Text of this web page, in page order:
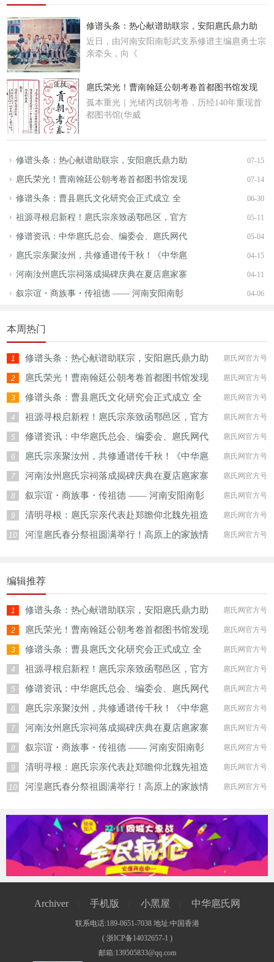
修谱头条：热心献谱助联宗，安阳扈氏鼎力助
近日，由河南安阳南彰武支系修谱主编扈勇士宗
亲牵头，向《
扈氏荣光！曹南翰廷公朝考卷首都图书馆发现
孤本重光｜光绪丙戌朝考卷，历经140年重现首
都图书馆(华威
07-15
修谱头条：热心献谱助联宗，安阳扈氏鼎力助
07-14
扈氏荣光！曹南翰廷公朝考卷首都图书馆发现
06-30
修谱头条：曹县扈氏文化研究会正式成立 全
05-11
祖源寻根启新程！扈氏宗亲致函鄠邑区，官方
05-04
修谱资讯：中华扈氏总会、编委会、扈氏网代
04-15
扈氏宗亲聚汝州，共修通谱传千秋！《中华扈
04-11
河南汝州扈氏宗祠落成揭碑庆典在夏店扈家寨
04-06
叙宗谊・商族事・传祖德 —— 河南安阳南彰
本周热门
1 扈氏网官方号
修谱头条：热心献谱助联宗，安阳扈氏鼎力助
2 扈氏网官方号
扈氏荣光！曹南翰廷公朝考卷首都图书馆发现
3 扈氏网官方号
修谱头条：曹县扈氏文化研究会正式成立 全
4 扈氏网官方号
祖源寻根启新程！扈氏宗亲致函鄠邑区，官方
5 扈氏网官方号
修谱资讯：中华扈氏总会、编委会、扈氏网代
6 扈氏网官方号
扈氏宗亲聚汝州，共修通谱传千秋！《中华扈
7 扈氏网官方号
河南汝州扈氏宗祠落成揭碑庆典在夏店扈家寨
8 扈氏网官方号
叙宗谊・商族事・传祖德 —— 河南安阳南彰
9 扈氏网官方号
清明寻根：扈氏宗亲代表赴郑瞻仰北魏先祖造
10 扈氏网官方号
河湟扈氏春分祭祖圆满举行！高原上的家族情
编辑推荐
1 扈氏网官方号
修谱头条：热心献谱助联宗，安阳扈氏鼎力助
2 扈氏网官方号
扈氏荣光！曹南翰廷公朝考卷首都图书馆发现
3 扈氏网官方号
修谱头条：曹县扈氏文化研究会正式成立 全
4 扈氏网官方号
祖源寻根启新程！扈氏宗亲致函鄠邑区，官方
5 扈氏网官方号
修谱资讯：中华扈氏总会、编委会、扈氏网代
6 扈氏网官方号
扈氏宗亲聚汝州，共修通谱传千秋！《中华扈
7 扈氏网官方号
河南汝州扈氏宗祠落成揭碑庆典在夏店扈家寨
8 扈氏网官方号
叙宗谊・商族事・传祖德 —— 河南安阳南彰
9 扈氏网官方号
清明寻根：扈氏宗亲代表赴郑瞻仰北魏先祖造
10 扈氏网官方号
河湟扈氏春分祭祖圆满举行！高原上的家族情
Archiver 手机版 小黑屋 中华扈氏网
联系电话:189-0651-7038 地址:中国香港
( 浙ICP备14032657-1 )
邮箱:139505833@qq.com